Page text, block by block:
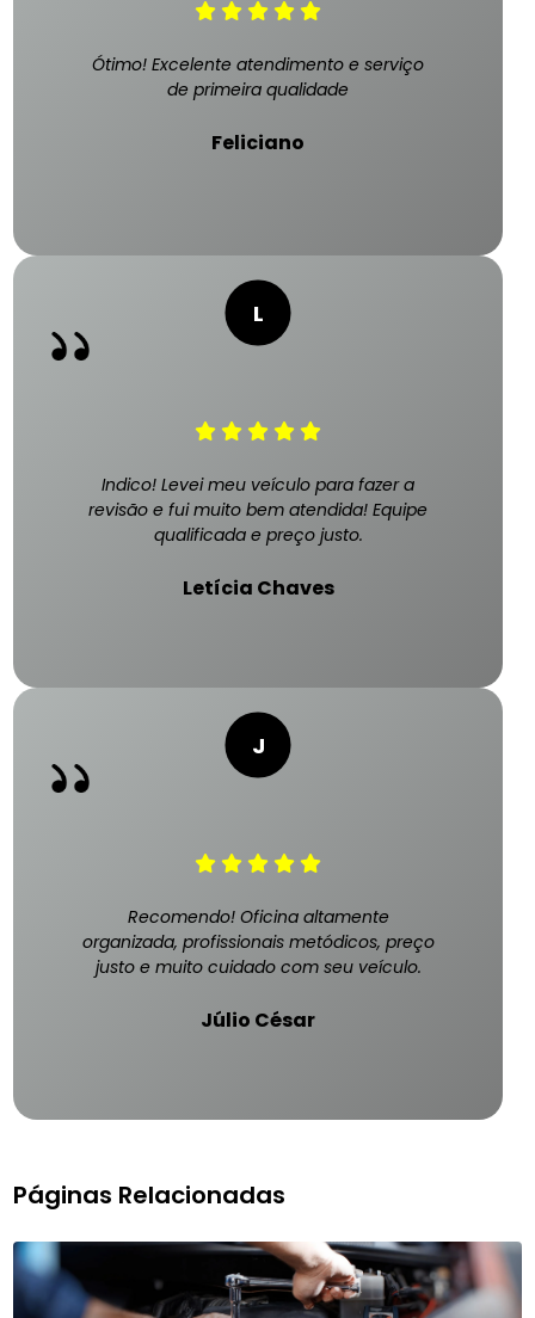
Ótimo! Excelente atendimento e serviço
de primeira qualidade
Feliciano
Indico! Levei meu veículo para fazer a
revisão e fui muito bem atendida! Equipe
qualificada e preço justo.
Letícia Chaves
Recomendo! Oficina altamente
organizada, profissionais metódicos, preço
justo e muito cuidado com seu veículo.
Júlio César
Páginas Relacionadas